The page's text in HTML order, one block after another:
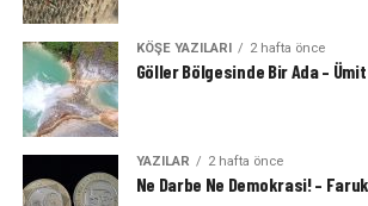
KÖŞE YAZILARI 2 hafta önce
Göller Bölgesinde Bir Ada –
YAZILAR 2 hafta önce
Ne Darbe Ne Demokrasi! –